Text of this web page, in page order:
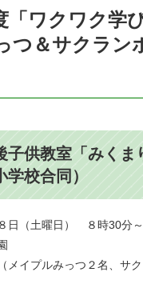
「ワクワク学
つ＆サクラン
子供教室「みくま
校合同）
日（土曜日） ８時30分
メイプルみっつ２名、サ